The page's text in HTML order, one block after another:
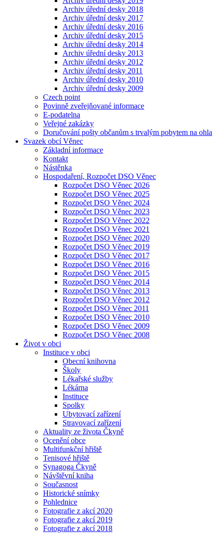
Archiv úřední desky 2018
Archiv úřední desky 2017
Archiv úřední desky 2016
Archiv úřední desky 2015
Archiv úřední desky 2014
Archiv úřední desky 2013
Archiv úřední desky 2012
Archiv úřední desky 2011
Archiv úřední desky 2010
Archiv úřední desky 2009
Czech point
Povinně zveřejňované informace
E-podatelna
Veřejné zakázky
Doručování pošty občanům s trvalým pobytem na ohla
Svazek obcí Věnec
Základní informace
Kontakt
Nástěnka
Hospodaření, Rozpočet DSO Věnec
Rozpočet DSO Věnec 2026
Rozpočet DSO Věnec 2025
Rozpočet DSO Věnec 2024
Rozpočet DSO Věnec 2023
Rozpočet DSO Věnec 2022
Rozpočet DSO Věnec 2021
Rozpočet DSO Věnec 2020
Rozpočet DSO Věnec 2019
Rozpočet DSO Věnec 2017
Rozpočet DSO Věnec 2016
Rozpočet DSO Věnec 2015
Rozpočet DSO Věnec 2014
Rozpočet DSO Věnec 2013
Rozpočet DSO Věnec 2012
Rozpočet DSO Věnec 2011
Rozpočet DSO Věnec 2010
Rozpočet DSO Věnec 2009
Rozpočet DSO Věnec 2008
Život v obci
Instituce v obci
Obecní knihovna
Školy
Lékařské služby
Lékárna
Instituce
Spolky
Ubytovací zařízení
Stravovací zařízení
Aktuality ze života Čkyně
Ocenění obce
Multifunkční hřiště
Tenisové hřiště
Synagoga Čkyně
Návštěvní kniha
Současnost
Historické snímky
Pohlednice
Fotografie z akcí 2020
Fotografie z akcí 2019
Fotografie z akcí 2018